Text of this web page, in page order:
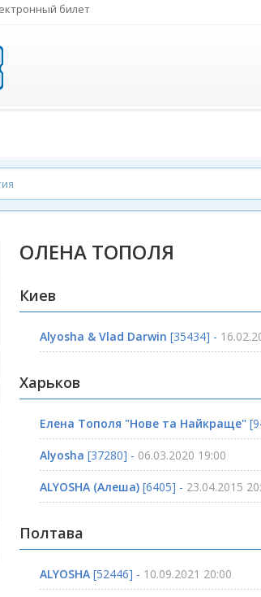
билет
ОЛЕНА ТОПОЛЯ
Киев
Alyosha & Vlad Darwin [35434] -
Харьков
Елена Тополя "Нове та Найкраще"
Alyosha [37280] - 06.03.2020 19:00
ALYOSHA (Алеша) [6405] - 23.04.2015
Полтава
ALYOSHA [52446] - 10.09.2021 20:00